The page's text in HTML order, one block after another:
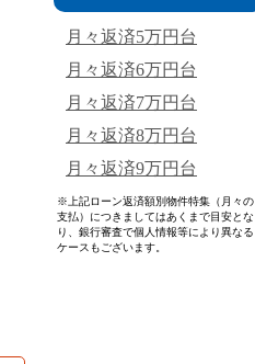
月々返済5万円台
月々返済6万円台
月々返済7万円台
月々返済8万円台
月々返済9万円台
※上記ローン返済額別物件特集（月々の
支払）につきましてはあくまで目安とな
り、銀行審査で個人情報等により異なる
ケースもございます。